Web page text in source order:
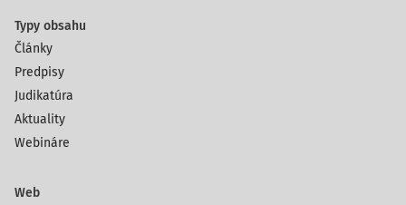
Typy obsahu
Články
Predpisy
Judikatúra
Aktuality
Webináre
Web